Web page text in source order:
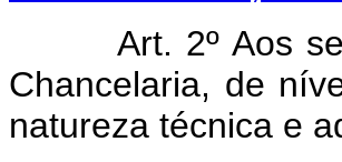
Art. 2º Aos
Chancelaria, de
natureza técnica e